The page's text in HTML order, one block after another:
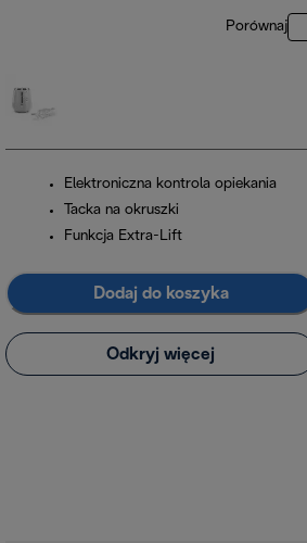
Porównaj
Elektroniczna kontrola opiekania
Tacka na okruszki
Funkcja Extra-Lift
Dodaj do koszyka
Odkryj więcej